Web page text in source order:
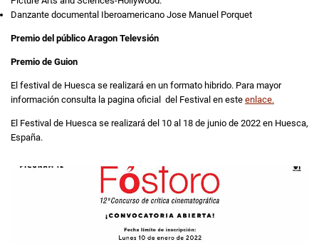
Danzante documental Iberoamericano Jose Manuel Porquet
Premio del público Aragon Televsión
Premio de Guion
El festival de Huesca se realizará en un formato hibrido. Para mayor
información consulta la pagina oficial del Festival en este enlace.
El Festival de Huesca se realizará del 10 al 18 de junio de 2022 en Huesca,
España.